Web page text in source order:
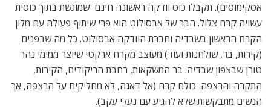
אסקימוסים). תקבלו כוס וודקה ראשונה חינם  שמוגשת בתוך כוסית
עשויה קרח צלול. הבר של אבסולוט הוא פרי שיתוף פעולה עם מלון
הקרח הראשון בשבדיה וחברת הוודקה אבסולוט. כל מה שבפנים
(קירות, בר, שולחנות ועוד) מעוצב מקרח ארקטי שיוצר ממימי נהר
טורן שבצפון שבדיה. בר המשקאות, רחבת הריקודים, הקירות,
התקרה והרצפה  כולם קרח (אל דאגה, לא מחליקים על הרצפה, אך
הנשים מתבקשות שלא להגיע עם נעלי עקב).